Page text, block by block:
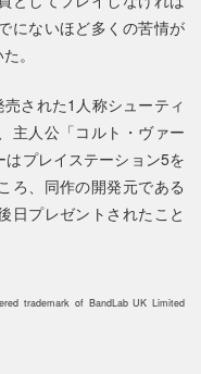
にないほど多くの苦情が
。
された1人称シューティ
主人公「コルト・ヴァー
プレイステーション5を
ろ、同作の開発元である
日プレゼントされたこと
trademark of BandLab UK Limited